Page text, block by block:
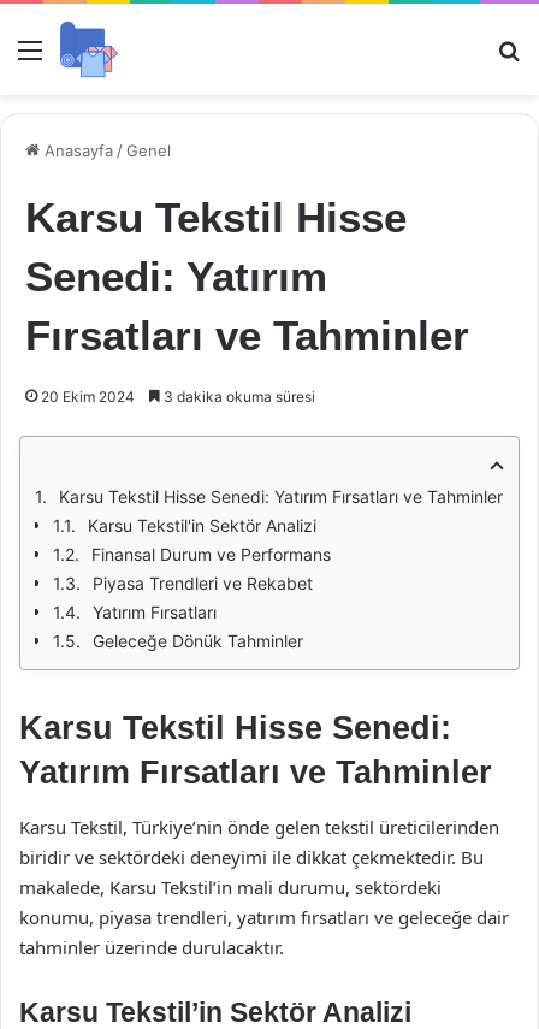
Menü
Anasayfa /Genel
Karsu Tekstil Hisse
Senedi: Yatırım
Fırsatları ve Tahminler
20 Ekim 2024 3 dakika okuma süresi
Karsu Tekstil Hisse Senedi: Yatırım Fırsatları ve Tahminler
Karsu Tekstil'in Sektör Analizi
Finansal Durum ve Performans
Piyasa Trendleri ve Rekabet
Yatırım Fırsatları
Geleceğe Dönük Tahminler
Karsu Tekstil Hisse Senedi:
Yatırım Fırsatları ve Tahminler
Karsu Tekstil, Türkiye’nin önde gelen tekstil üreticilerinden
biridir ve sektördeki deneyimi ile dikkat çekmektedir. Bu
makalede, Karsu Tekstil’in mali durumu, sektördeki
konumu, piyasa trendleri, yatırım fırsatları ve geleceğe dair
tahminler üzerinde durulacaktır.
Karsu Tekstil’in Sektör Analizi